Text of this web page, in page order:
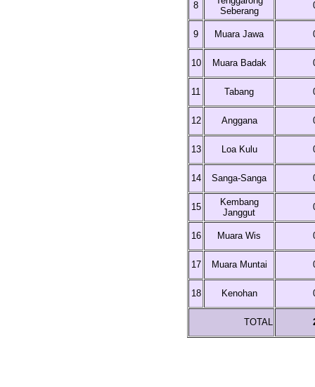
8
Seberang
9 Muara Jawa
10 Muara Badak
11 Tabang
12 Anggana
13 Loa Kulu
14 Sanga-Sanga
15
Kembang
Janggut
16 Muara Wis
17 Muara Muntai
18 Kenohan
TOTAL